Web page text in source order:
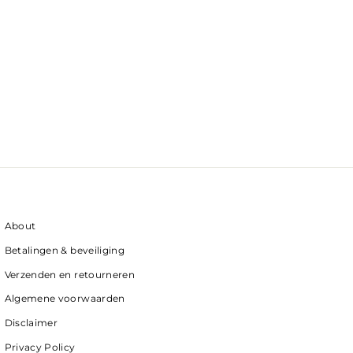
About
Betalingen & beveiliging
Verzenden en retourneren
Algemene voorwaarden
Disclaimer
Privacy Policy